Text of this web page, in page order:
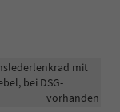
mit
bei DSG-
vorhanden